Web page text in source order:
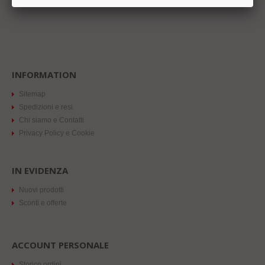
INFORMATION
Sitemap
Spedizioni e resi
Chi siamo e Contatti
Privacy Policy e Cookie
IN EVIDENZA
Nuovi prodotti
Sconti e offerte
ACCOUNT PERSONALE